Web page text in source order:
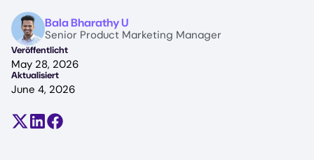
ImageBala Bharathy U
Senior Product Marketing Manager
Veröffentlicht
May 28, 2026
Aktualisiert
June 4, 2026
Teilen auf X (früher Twitter)
Auf LinkedIn teilen
Auf Facebook teilen